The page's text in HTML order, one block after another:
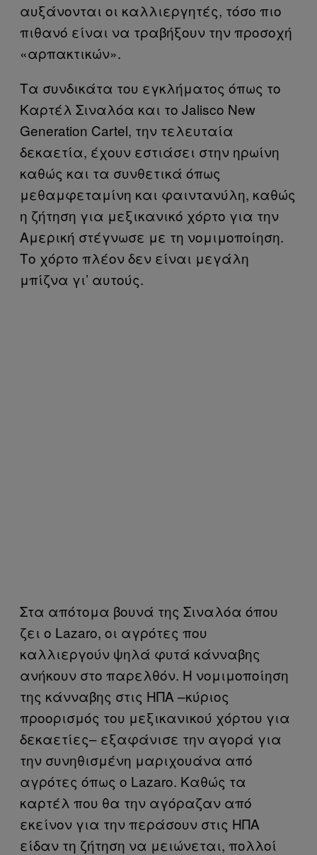
αυξάνονται οι καλλιεργητές, τόσο πιο
πιθανό είναι να τραβήξουν την προσοχή
«αρπακτικών».
Τα συνδικάτα του εγκλήματος όπως το
Καρτέλ Σιναλόα και το Jalisco New
Generation Cartel, την τελευταία
δεκαετία, έχουν εστιάσει στην ηρωίνη
καθώς και τα συνθετικά όπως
μεθαμφεταμίνη και φαιντανύλη, καθώς
η ζήτηση για μεξικανικό χόρτο για την
Αμερική στέγνωσε με τη νομιμοποίηση.
Το χόρτο πλέον δεν είναι μεγάλη
μπίζνα γι’ αυτούς.
Στα απότομα βουνά της Σιναλόα όπου
ζει ο Lazaro, οι αγρότες που
καλλιεργούν ψηλά φυτά κάνναβης
ανήκουν στο παρελθόν. Η νομιμοποίηση
της κάνναβης στις ΗΠΑ –κύριος
προορισμός του μεξικανικού χόρτου για
δεκαετίες– εξαφάνισε την αγορά για
την συνηθισμένη μαριχουάνα από
αγρότες όπως ο Lazaro. Καθώς τα
καρτέλ που θα την αγόραζαν από
εκείνον για την περάσουν στις ΗΠΑ
είδαν τη ζήτηση να μειώνεται, πολλοί